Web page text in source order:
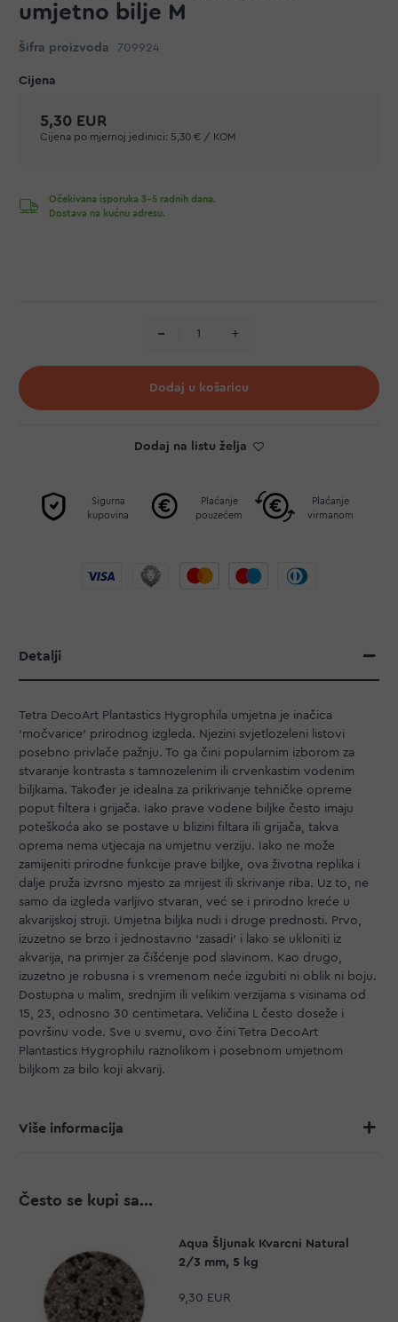
umjetno bilje M
Šifra proizvoda 709924
5,30 EUR
Cijena po mjernoj jedinici: 5,30 € / KOM
Očekivana isporuka 3-5 radnih dana.
Dostava na kućnu adresu.
Dodaj u košaricu
Dodaj na listu želja
Sigurna
kupovina
Plaćanje
pouzećem
Plaćanje
virmanom
Detalji
Tetra DecoArt Plantastics Hygrophila umjetna je inačica
'močvarice' prirodnog izgleda. Njezini svjetlozeleni listovi
posebno privlače pažnju. To ga čini popularnim izborom za
stvaranje kontrasta s tamnozelenim ili crvenkastim vodenim
biljkama. Također je idealna za prikrivanje tehničke opreme
poput filtera i grijača. Iako prave vodene biljke često imaju
poteškoća ako se postave u blizini filtara ili grijača, takva
oprema nema utjecaja na umjetnu verziju. Iako ne može
zamijeniti prirodne funkcije prave biljke, ova životna replika i
dalje pruža izvrsno mjesto za mrijest ili skrivanje riba. Uz to, ne
samo da izgleda varljivo stvaran, već se i prirodno kreće u
akvarijskoj struji. Umjetna biljka nudi i druge prednosti. Prvo,
izuzetno se brzo i jednostavno ‘zasadi’ i lako se ukloniti iz
akvarija, na primjer za čišćenje pod slavinom. Kao drugo,
izuzetno je robusna i s vremenom neće izgubiti ni oblik ni boju.
Dostupna u malim, srednjim ili velikim verzijama s visinama od
15, 23, odnosno 30 centimetara. Veličina L često doseže i
površinu vode. Sve u svemu, ovo čini Tetra DecoArt
Plantastics Hygrophilu raznolikom i posebnom umjetnom
biljkom za bilo koji akvarij.
Više informacija
Često se kupi sa...
Aqua Šljunak Kvarcni Natural
2/3 mm, 5 kg
9,30 EUR